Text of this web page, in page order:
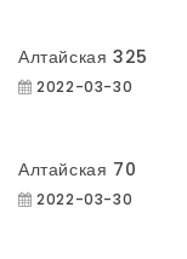
Алтайская 325
2022-03-30
Алтайская 70
2022-03-30